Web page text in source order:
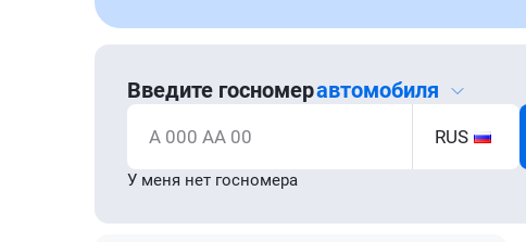
Введите госномеравтомобиля
А 000 АА 00 RUS
У меня нет госномера